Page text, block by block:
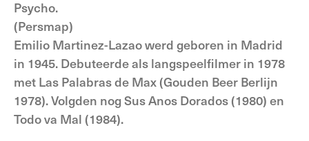
Psycho.
(Persmap)
Emilio Martinez-Lazao werd geboren in Madrid
in 1945. Debuteerde als langspeelfilmer in 1978
met Las Palabras de Max (Gouden Beer Berlijn
1978). Volgden nog Sus Anos Dorados (1980) en
Todo va Mal (1984).